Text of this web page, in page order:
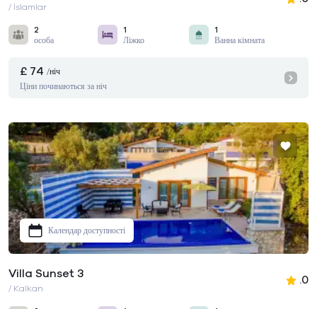
/ İslamlar
2
особа
1
Ліжко
1
Ванна кімната
£ 74 /ніч
Ціни починаються за ніч
Календар доступності
Villa Sunset 3
/ Kalkan
.0